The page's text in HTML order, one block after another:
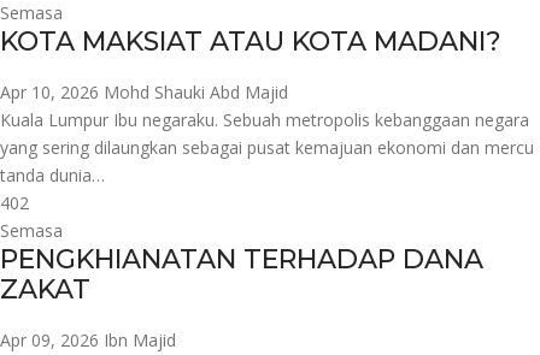
Semasa
KOTA MAKSIAT ATAU KOTA MADANI?
Apr 10, 2026 Mohd Shauki Abd Majid
Kuala Lumpur Ibu negaraku. Sebuah metropolis kebanggaan negara
yang sering dilaungkan sebagai pusat kemajuan ekonomi dan mercu
tanda dunia…
402
Semasa
PENGKHIANATAN TERHADAP DANA
ZAKAT
Apr 09, 2026 Ibn Majid